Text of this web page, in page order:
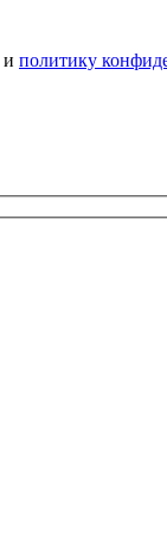
и политику